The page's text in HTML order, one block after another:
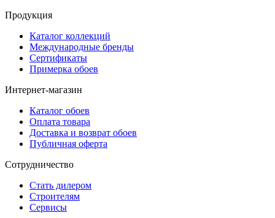
Продукция
Каталог коллекций
Международные бренды
Сертификаты
Примерка обоев
Интернет-магазин
Каталог обоев
Оплата товара
Доставка и возврат обоев
Публичная оферта
Сотрудничество
Стать дилером
Строителям
Сервисы